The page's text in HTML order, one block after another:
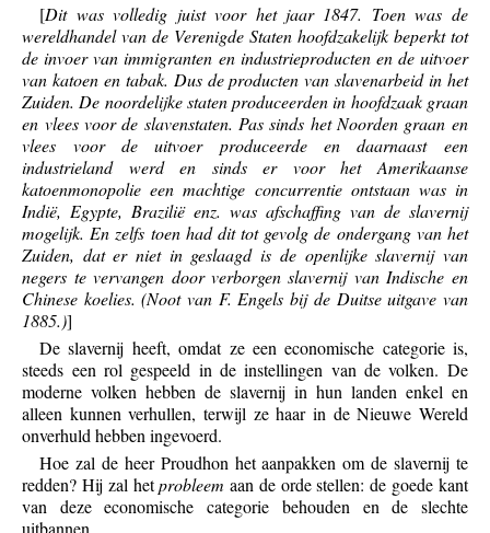
[Dit was volledig juist voor het jaar 1847. Toen was de
wereldhandel van de Verenigde Staten hoofdzakelijk beperkt tot
de invoer van immigranten en industrieproducten en de uitvoer
van katoen en tabak. Dus de producten van slavenarbeid in het
Zuiden. De noordelijke staten produceerden in hoofdzaak graan
en vlees voor de slavenstaten. Pas sinds het Noorden graan en
vlees voor de uitvoer produceerde en daarnaast een
industrieland werd en sinds er voor het Amerikaanse
katoenmonopolie een machtige concurrentie ontstaan was in
Indië, Egypte, Brazilië enz. was afschaffing van de slavernij
mogelijk. En zelfs toen had dit tot gevolg de ondergang van het
Zuiden, dat er niet in geslaagd is de openlijke slavernij van
negers te vervangen door verborgen slavernij van Indische en
Chinese koelies. (Noot van F. Engels bij de Duitse uitgave van
1885.)]
De slavernij heeft, omdat ze een economische categorie is,
steeds een rol gespeeld in de instellingen van de volken. De
moderne volken hebben de slavernij in hun landen enkel en
alleen kunnen verhullen, terwijl ze haar in de Nieuwe Wereld
onverhuld hebben ingevoerd.
Hoe zal de heer Proudhon het aanpakken om de slavernij te
redden? Hij zal hetprobleem aan de orde stellen: de goede kant
van deze economische categorie behouden en de slechte
uitbannen.